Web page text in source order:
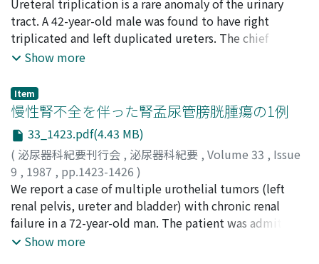
examination confirmed the preoperative diagnosis.
Some discussion is made on the characteristics and
treatment of renal angiomyolipoma, and the statistics
on renal diseases with tuberous sclerosis in Japan are
後藤, 修一;松村, 剛;小林, 剛;山田, 拓己;大島, 博幸;
GOTOH, Shuichi;MATSUMURA, Tsuyoshi;KOBAYASHI,
Tsuyoshi;YAMADA, Takumi;OSHIMA, Hiroyuki
Ureteral triplication is a rare anomaly of the urinary
tract. A 42-year-old male was found to have right
triplicated and left duplicated ureters. The chief
complaint was gross hematuria, but it disappeared
angiography and urine cytology revealed no
pathological findings but 3 small aneurysms at the
upper pole of the right kidney. Cystoscopic
examination showed 3 ureteral orifices on the right side
with bleeding from the lowest ureteral orifice. Right
retrograde pyelography revealed 3 pelvic systems with
calyceal communication of lower and middle pelvic
system. Our case is consistent with altered type-D of
Smith's classification.
Show more
Item
慢性腎不全を伴った腎孟尿管膀胱腫瘍の1例
33_1423.pdf(4.43 MB)
( 泌尿器科紀要刊行会 , 泌尿器科紀要 , Volume 33 , Issue
9 , 1987 , pp.1423-1426 )
桐山, 功;上野, 雅人;雨宮, 裕;村松, 弘志; 土田, 均 ;松瀬, 幸
太郎; 豊嶋, 穆;矢崎, 恒忠;和久, 正良;KIRIYAMA, Isao;
UENO, Masato;AMEMIYA, Hiroshi ;MURAMATSU, Hiroshi
TSUCHIDA, Hitoshi
We report a case of multiple urothelial tumors (left
renal pelvis, ureter and bladder) with chronic renal
failure in a 72-year-old man. The patient was admitted
because of gross hematuria with increasing volume and
Show more